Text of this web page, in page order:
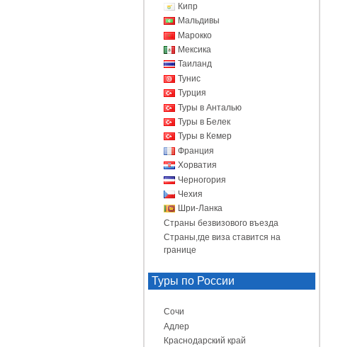
Кипр
Мальдивы
Марокко
Мексика
Таиланд
Тунис
Турция
Туры в Анталью
Туры в Белек
Туры в Кемер
Франция
Хорватия
Черногория
Чехия
Шри-Ланка
Страны безвизового въезда
Страны,где виза ставится на
границе
Туры по России
Сочи
Адлер
Краснодарский край